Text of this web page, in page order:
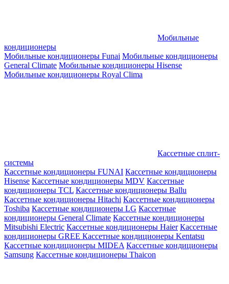
Мобильные
кондиционеры
Мобильные кондиционеры Funai Мобильные кондиционеры
General Climate Мобильные кондиционеры Hisense
Мобильные кондиционеры Royal Clima
Кассетные сплит-
системы
Кассетные кондиционеры FUNAI Кассетные кондиционеры
Hisense Кассетные кондиционеры MDV Кассетные
кондиционеры TCL Кассетные кондиционеры Ballu
Кассетные кондиционеры Hitachi Кассетные кондиционеры
Toshiba Кассетные кондиционеры LG Кассетные
кондиционеры General Climate Кассетные кондиционеры
Mitsubishi Electric Кассетные кондиционеры Haier Кассетные
кондиционеры GREE Кассетные кондиционеры Kentatsu
Кассетные кондиционеры MIDEA Кассетные кондиционеры
Samsung Кассетные кондиционеры Thaicon